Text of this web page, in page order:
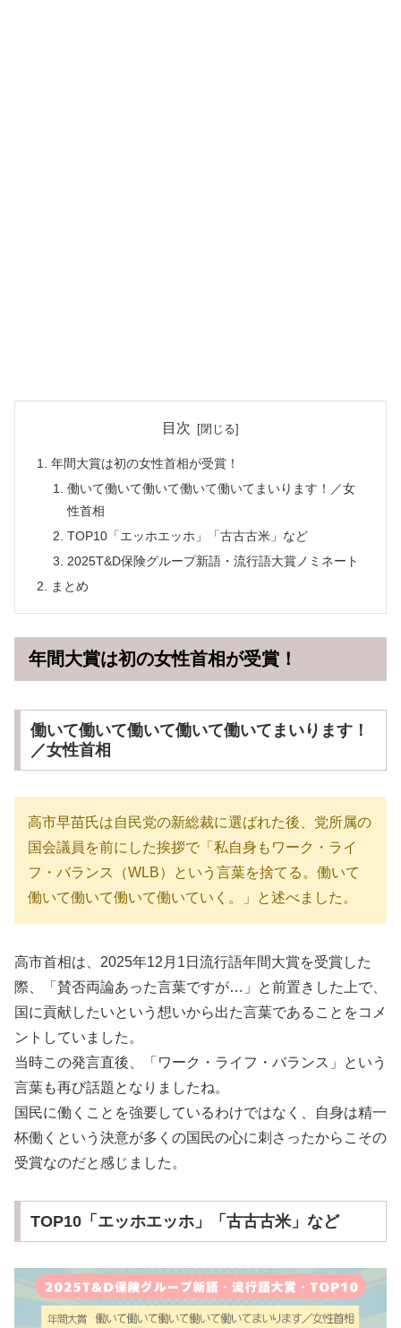
目次
年間大賞は初の女性首相が受賞！
働いて働いて働いて働いて働いてまいります！／女
性首相
TOP10「エッホエッホ」「古古古米」など
2025T&D保険グループ新語・流行語大賞ノミネート
まとめ
年間大賞は初の女性首相が受賞！
働いて働いて働いて働いて働いてまいります！
／女性首相
高市早苗氏は自民党の新総裁に選ばれた後、党所属の
国会議員を前にした挨拶で「私自身もワーク・ライ
フ・バランス（WLB）という言葉を捨てる。働いて
働いて働いて働いて働いていく。」と述べました。
高市首相は、2025年12月1日流行語年間大賞を受賞した
際、「賛否両論あった言葉ですが…」と前置きした上で、
国に貢献したいという想いから出た言葉であることをコメ
ントしていました。
当時この発言直後、「ワーク・ライフ・バランス」という
言葉も再び話題となりましたね。
国民に働くことを強要しているわけではなく、自身は精一
杯働くという決意が多くの国民の心に刺さったからこその
受賞なのだと感じました。
TOP10「エッホエッホ」「古古古米」など